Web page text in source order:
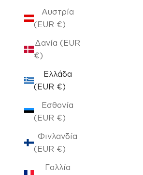
Αυστρία
(EUR €)
Δανία (EUR
€)
Ελλάδα
(EUR €)
Εσθονία
(EUR €)
Φινλανδία
(EUR €)
Γαλλία